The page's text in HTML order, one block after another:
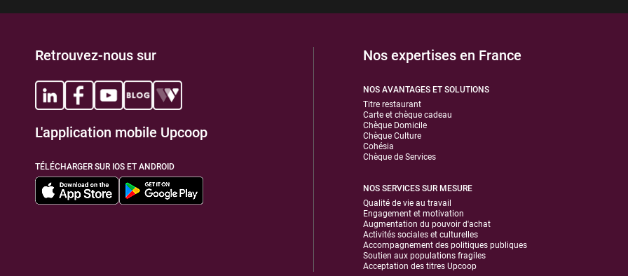
Retrouvez-nous sur
L'application mobile Upcoop
TÉLÉCHARGER SUR IOS ET ANDROID
Nos expertises en France
NOS AVANTAGES ET SOLUTIONS
Titre restaurant
Carte et chèque cadeau
Chèque Domicile
Chèque Culture
Cohésia
Chèque de Services
NOS SERVICES SUR MESURE
Qualité de vie au travail
Engagement et motivation
Augmentation du pouvoir d'achat
Activités sociales et culturelles
Accompagnement des politiques publiques
Soutien aux populations fragiles
Acceptation des titres Upcoop